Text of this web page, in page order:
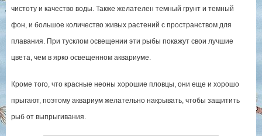
чистоту и качество воды. Также желателен темный грунт и темный
фон, и большое количество живых растений с пространством для
плавания. При тусклом освещении эти рыбы покажут свои лучшие
цвета, чем в ярко освещенном аквариуме.
Кроме того, что красные неоны хорошие пловцы, они еще и хорошо
прыгают, поэтому аквариум желательно накрывать, чтобы защитить
рыб от выпрыгивания.